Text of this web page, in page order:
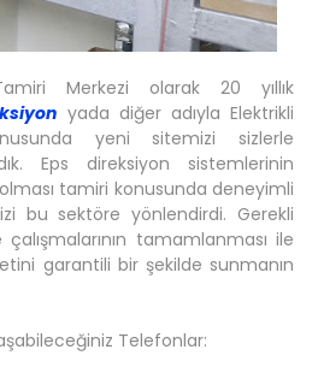
Merkezi olarak 20 yıllık
yada diğer adıyla Elektrikli
yeni sitemizi sizlerle
Eps direksiyon sistemlerinin
tamiri konusunda deneyimli
bu sektöre yönlendirdi. Gerekli
tamamlanması ile
garantili bir şekilde sunmanın
Telefonlar: